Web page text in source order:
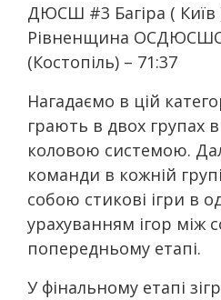
ДЮСШ #3 Багіра ( Київ
Рівненщина
(Костопіль) – 71:37
Нагадаємо в цій
грають в двох групах
коловою системою.
команди в кожній
собою стикові ігри в
урахуванням ігор між
попередньому етапі.
У фінальному етапі